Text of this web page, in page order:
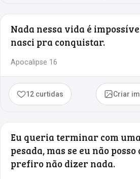
Nada nessa vida é
nasci pra conquistar.
Apocalipse 16
12 curtidas Criar
Eu queria terminar com
pesada, mas se eu não posso
prefiro não dizer nada.